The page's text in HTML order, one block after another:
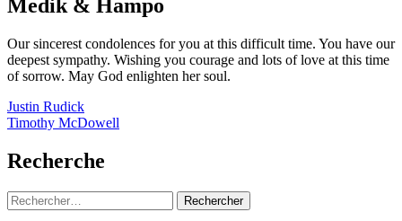
Medik & Hampo
Our sincerest condolences for you at this difficult time. You have our
deepest sympathy. Wishing you courage and lots of love at this time
of sorrow. May God enlighten her soul.
Navigation
de
l’article
Justin Rudick
Timothy McDowell
Recherche
Rechercher :